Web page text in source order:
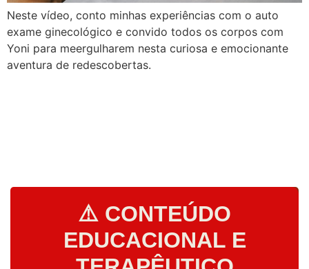
Neste vídeo, conto minhas experiências com o auto
exame ginecológico e convido todos os corpos com
Yoni para meergulharem nesta curiosa e emocionante
aventura de redescobertas.
⚠️ CONTEÚDO
EDUCACIONAL E